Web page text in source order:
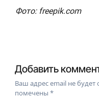
Фото: freepik.com
Добавить
Ваш адрес email не будет
помечены*